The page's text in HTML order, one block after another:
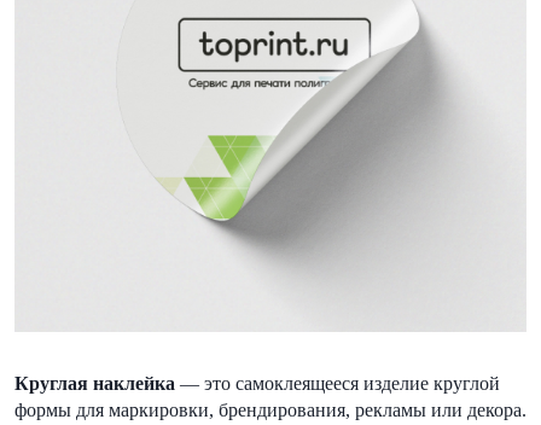
Круглая наклейка — это самоклеящееся изделие круглой
формы для маркировки, брендирования, рекламы или декора.